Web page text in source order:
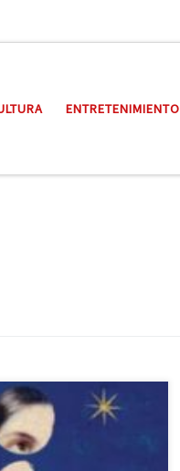
ENTRETENIMIENTO
del Premio Booker
de la Fiebre del Oro
Zelanda en torno a la